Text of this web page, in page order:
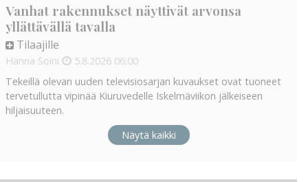
Vanhat rakennukset näyttivät arvonsa
yllättävällä tavalla
Tilaajille
Hanna Soini 5.8.2026 06:00
Tekeillä olevan uuden televisiosarjan kuvaukset ovat tuoneet
tervetullutta vipinää Kiuruvedelle Iskelmäviikon jälkeiseen
hiljaisuuteen.
Näytä kaikki